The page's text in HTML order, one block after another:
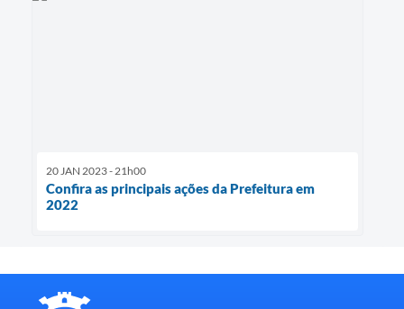
20 JAN 2023 - 21h00
Confira as principais ações da Prefeitura em
2022